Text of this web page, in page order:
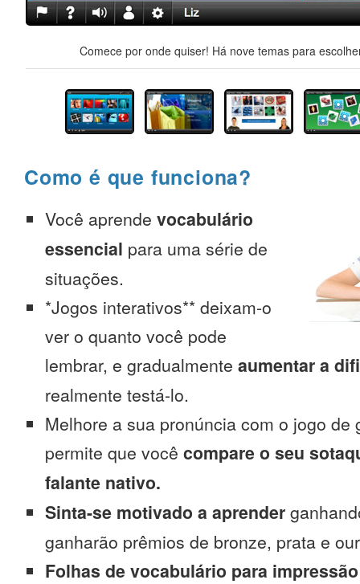
Comece por onde quiser! Há nove temas para
Como é que funciona?
Você aprende vocabulário
essencial para uma série de
situações.
*Jogos interativos** deixam-o
ver o quanto você pode
lembrar, e gradualmente aumentar a
realmente testá-lo.
Melhore a sua pronúncia com o jogo de
permite que você compare o seu
falante nativo.
Sinta-se motivado a aprender
ganharão prêmios de bronze, prata e
Folhas de vocabulário para impressão